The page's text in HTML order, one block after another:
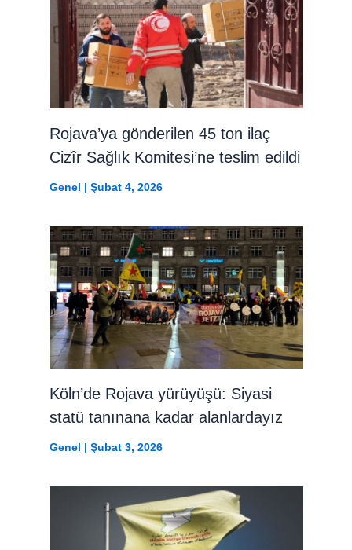
Rojava’ya gönderilen 45 ton ilaç
Cizîr Sağlık Komitesi’ne teslim edildi
Genel | Şubat 4, 2026
Köln’de Rojava yürüyüşü: Siyasi
statü tanınana kadar alanlardayız
Genel | Şubat 3, 2026